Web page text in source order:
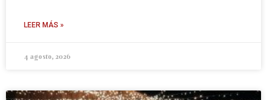
LEER MÁS »
4 agosto, 2026